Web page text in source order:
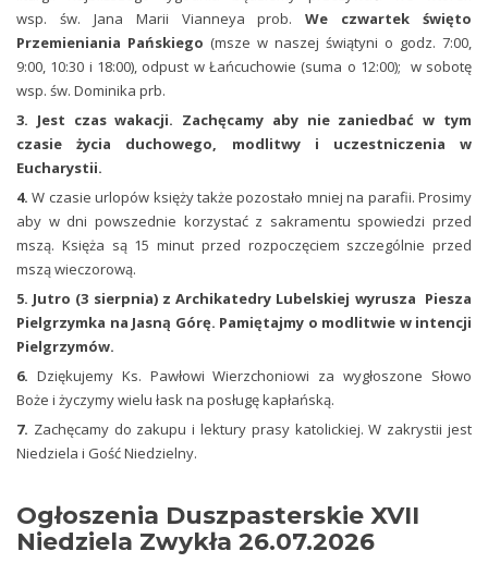
wsp. św. Jana Marii Vianneya prob.We czwartek święto
Przemieniania Pańskiego (msze w naszej świątyni o godz. 7:00,
9:00, 10:30 i 18:00), odpust w Łańcuchowie (suma o 12:00); w sobotę
wsp. św. Dominika prb.
3. Jest czas wakacji. Zachęcamy aby nie zaniedbać w tym
czasie życia duchowego, modlitwy i uczestniczenia w
Eucharystii.
4. W czasie urlopów księży także pozostało mniej na parafii. Prosimy
aby w dni powszednie korzystać z sakramentu spowiedzi przed
mszą. Księża są 15 minut przed rozpoczęciem szczególnie przed
mszą wieczorową.
5. Jutro (3 sierpnia) z Archikatedry Lubelskiej wyrusza Piesza
Pielgrzymka na Jasną Górę. Pamiętajmy o modlitwie w intencji
Pielgrzymów.
6. Dziękujemy Ks. Pawłowi Wierzchoniowi za wygłoszone Słowo
Boże i życzymy wielu łask na posługę kapłańską.
7. Zachęcamy do zakupu i lektury prasy katolickiej. W zakrystii jest
Niedziela i Gość Niedzielny.
Ogłoszenia Duszpasterskie XVII
Niedziela Zwykła 26.07.2026